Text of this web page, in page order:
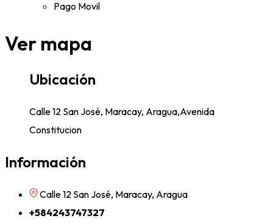
Pago Movil
Ver mapa
Ubicación
Calle 12 San José, Maracay, Aragua,Avenida
Constitucion
Información
Calle 12 San José, Maracay, Aragua
+584243747327